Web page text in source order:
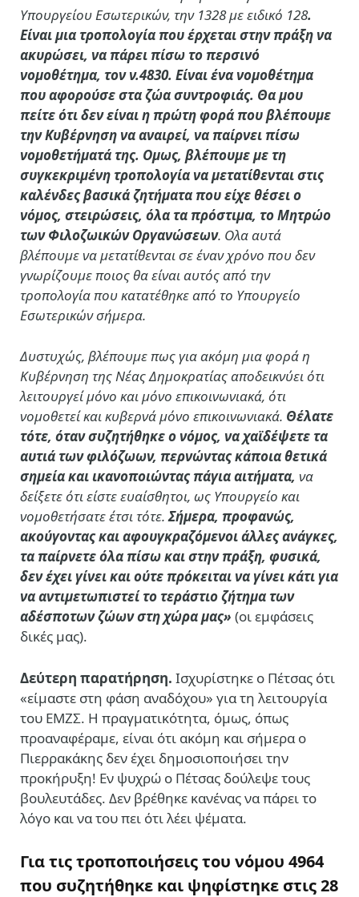
Υπουργείου Εσωτερικών, την 1328 με ειδικό 128.
Είναι μια τροπολογία που έρχεται στην πράξη να
ακυρώσει, να πάρει πίσω το περσινό
νομοθέτημα, τον ν.4830. Είναι ένα νομοθέτημα
που αφορούσε στα ζώα συντροφιάς. Θα μου
πείτε ότι δεν είναι η πρώτη φορά που βλέπουμε
την Κυβέρνηση να αναιρεί, να παίρνει πίσω
νομοθετήματά της. Ομως, βλέπουμε με τη
συγκεκριμένη τροπολογία να μετατίθενται στις
καλένδες βασικά ζητήματα που είχε θέσει ο
νόμος, στειρώσεις, όλα τα πρόστιμα, το Μητρώο
των Φιλοζωικών Οργανώσεων. Ολα αυτά
βλέπουμε να μετατίθενται σε έναν χρόνο πουδεν
γνωρίζουμε ποιος θα είναι αυτός από την
τροπολογία που κατατέθηκε από το Υπουργείο
Εσωτερικών σήμερα.
Δυστυχώς, βλέπουμε πως για ακόμη μια φορά η
Κυβέρνηση της Νέας Δημοκρατίας αποδεικνύει ότι
λειτουργεί μόνο και μόνο επικοινωνιακά, ότι
νομοθετεί και κυβερνά μόνο επικοινωνιακά. Θέλατε
τότε, όταν συζητήθηκε ο νόμος, να χαϊδέψετε τα
αυτιά των φιλόζωων, περνώντας κάποια θετικά
σημεία και ικανοποιώντας πάγια αιτήματα, να
δείξετε ότι είστε ευαίσθητοι, ως Υπουργείο και
νομοθετήσατε έτσι τότε.Σήμερα, προφανώς,
ακούγοντας και αφουγκραζόμενοι άλλεςανάγκες,
τα παίρνετε όλα πίσω και στην πράξη, φυσικά,
δεν έχει γίνει και ούτε πρόκειται να γίνει κάτι για
να αντιμετωπιστεί το τεράστιο ζήτημα των
αδέσποτων ζώων στη χώρα μας» (οι εμφάσεις
δικές μας).
Δεύτερη παρατήρηση. Ισχυρίστηκε ο Πέτσας ότι
«είμαστε στη φάση αναδόχου» για τη λειτουργία
του ΕΜΖΣ. Η πραγματικότητα, όμως, όπως
προαναφέραμε, είναι ότι ακόμη και σήμερα ο
Πιερρακάκης δεν έχει δημοσιοποιήσει την
προκήρυξη! Εν ψυχρώ ο Πέτσας δούλεψε τους
βουλευτάδες. Δεν βρέθηκε κανένας να πάρει το
λόγο και να του πει ότι λέει ψέματα.
Για τις τροποποιήσεις του νόμου 4964
που συζητήθηκε και ψηφίστηκε στις 28